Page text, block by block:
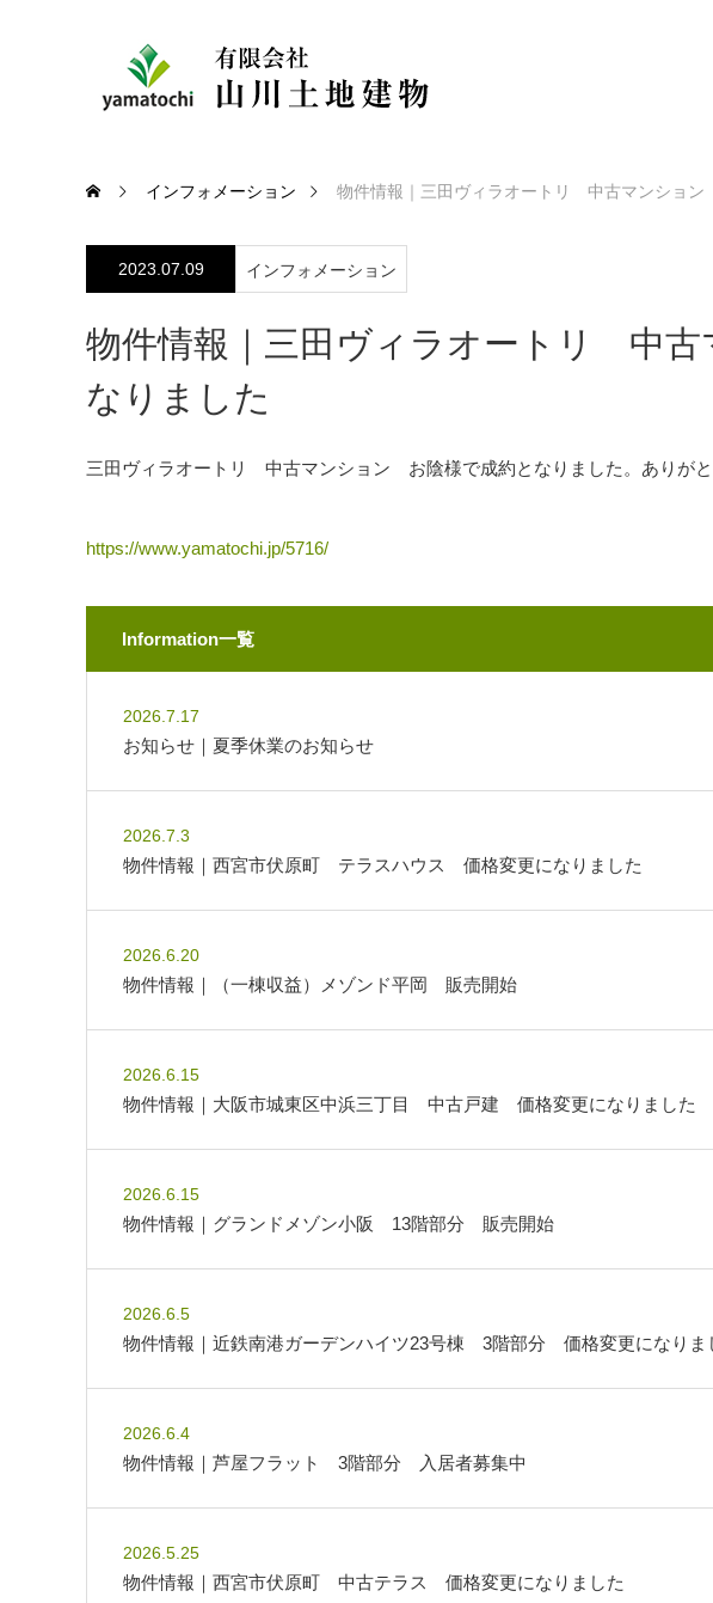
インフォメーション 物件情報｜三田ヴィラオートリ 中古マンショ
2023.07.09 インフォメーション
物件情報｜三田ヴィラオートリ 中
なりました
三田ヴィラオートリ 中古マンション お陰様で成約となりました。ありがと
https://www.yamatochi.jp/5716/
Information一覧
2026.7.17
お知らせ｜夏季休業のお知らせ
2026.7.3
物件情報｜西宮市伏原町 テラスハウス 価格変更になりました
2026.6.20
物件情報｜（一棟収益）メゾンド平岡 販売開始
2026.6.15
物件情報｜大阪市城東区中浜三丁目 中古戸建 価格変更になりました
2026.6.15
物件情報｜グランドメゾン小阪 13階部分 販売開始
2026.6.5
物件情報｜近鉄南港ガーデンハイツ23号棟 3階部分 価格変更になりま
2026.6.4
物件情報｜芦屋フラット 3階部分 入居者募集中
2026.5.25
物件情報｜西宮市伏原町 中古テラス 価格変更になりました